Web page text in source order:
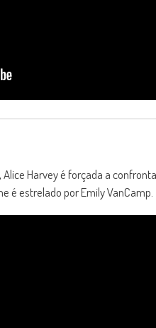
Harvey é forçada a
é estrelado por Emily VanCamp.